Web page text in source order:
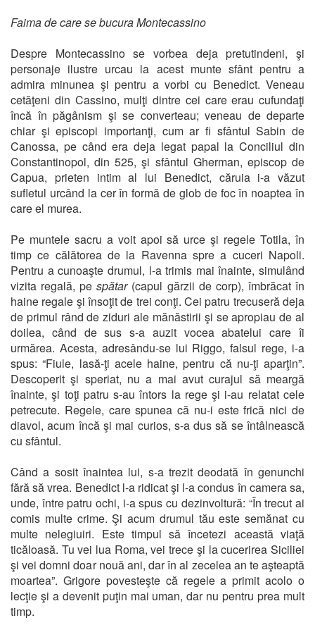
Faima de care se bucura Montecassino
Despre Montecassino se vorbea deja pretutindeni, şi
personaje ilustre urcau la acest munte sfânt pentru a
admira minunea şi pentru a vorbi cu Benedict. Veneau
cetăţeni din Cassino, mulţi dintre cei care erau cufundaţi
încă în păgânism şi se converteau; veneau de departe
chiar şi episcopi importanţi, cum ar fi sfântul Sabin de
Canossa, pe când era deja legat papal la Conciliul din
Constantinopol, din 525, şi sfântul Gherman, episcop de
Capua, prieten intim al lui Benedict, căruia i-a văzut
sufletul urcând la cer în formă de glob de foc în noaptea în
care el murea.
Pe muntele sacru a voit apoi să urce şi regele Totila, în
timp ce călătorea de la Ravenna spre a cuceri Napoli.
Pentru a cunoaşte drumul, l-a trimis mai înainte, simulând
vizita regală, pespătar (capul gărzii de corp), îmbrăcat în
haine regale şi însoţit de trei conţi. Cei patru trecuseră deja
de primul rând de ziduri ale mănăstirii şi se apropiau de al
doilea, când de sus s-a auzit vocea abatelui care îi
urmărea. Acesta, adresându-se lui Riggo, falsul rege, i-a
spus: “Fiule, lasă-ţi acele haine, pentru că nu-ţi aparţin”.
Descoperit şi speriat, nu a mai avut curajul să meargă
înainte, şi toţi patru s-au întors la rege şi i-au relatat cele
petrecute. Regele, care spunea că nu-i este frică nici de
diavol, acum încă şi mai curios, s-a dus să se întâlnească
cu sfântul.
Când a sosit înaintea lui, s-a trezit deodată în genunchi
fără să vrea. Benedict l-a ridicat şi l-a condus în camera sa,
unde, între patru ochi, i-a spus cu dezinvoltură: “În trecut ai
comis multe crime. Şi acum drumul tău este semănat cu
multe nelegiuiri. Este timpul să încetezi această viaţă
ticăloasă. Tu vei lua Roma, vei trece şi la cucerirea Siciliei
şi vei domni doar nouă ani, dar în al zecelea an te aşteaptă
moartea”. Grigore povesteşte că regele a primit acolo o
lecţie şi a devenit puţin mai uman, dar nu pentru prea mult
timp.